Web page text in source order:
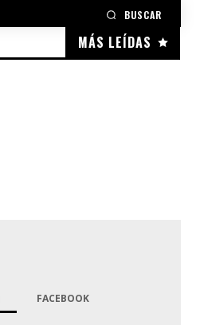
BUSCAR
MÁS LEÍDAS
FACEBOOK